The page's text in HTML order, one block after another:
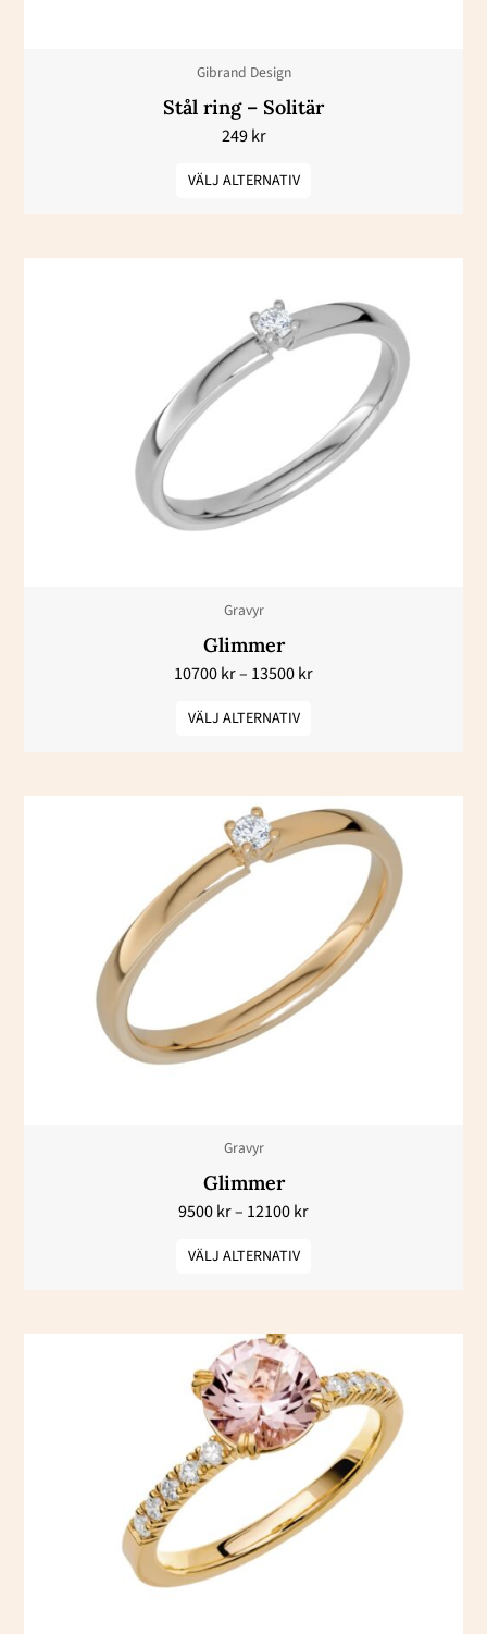
Gibrand Design
Stål ring – Solitär
249kr
VÄLJ ALTERNATIV
på
produktsidan
Gravyr
Glimmer
10700kr– 13500kr
till
13500 kr
VÄLJ ALTERNATIV
här
produkten
har
olika
alternativen
på
produktsidan
Gravyr
Glimmer
9500kr– 12100kr
Prisintervall:
9500 kr
till
12100 kr
VÄLJ ALTERNATIV
Den
här
produkten
varianter.
De
olika
på
produktsidan
25700 kr
till
27600 kr
Den
här
produkten
har
varianter.
De
olika